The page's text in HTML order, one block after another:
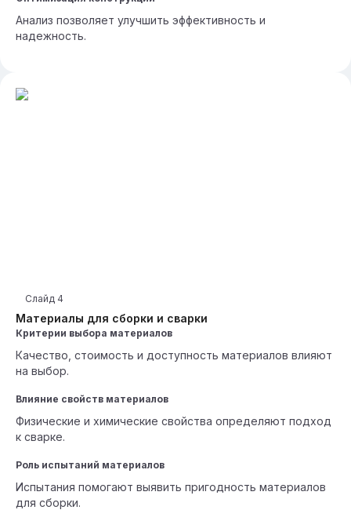
Анализ позволяет улучшить эффективность и
надежность.
Материалы для сборки и сварки
Слайд 4
Критерии выбора материалов
Качество, стоимость и доступность материалов влияют
на выбор.
Влияние свойств материалов
Физические и химические свойства определяют подход
к сварке.
Роль испытаний материалов
Испытания помогают выявить пригодность материалов
для сборки.